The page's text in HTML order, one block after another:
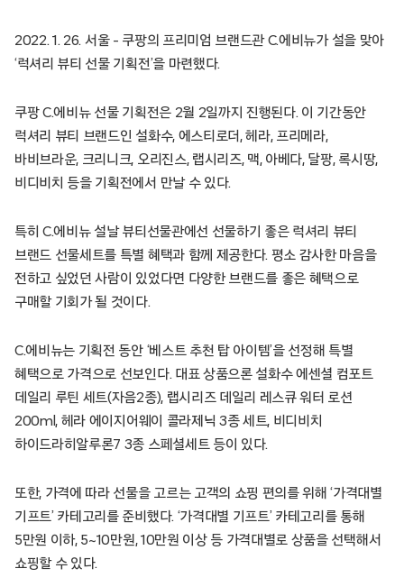
2022. 1. 26. 서울 – 쿠팡의 프리미엄 브랜드관 C.에비뉴가 설을 맞아
‘럭셔리 뷰티 선물 기획전’을 마련했다.
쿠팡 C.에비뉴 선물 기획전은 2월 2일까지 진행된다. 이 기간동안
럭셔리 뷰티 브랜드인 설화수, 에스티로더, 헤라, 프리메라,
바비브라운, 크리니크, 오리진스, 랩시리즈, 맥, 아베다, 달팡, 록시땅,
비디비치 등을 기획전에서 만날 수 있다.
특히 C.에비뉴 설날 뷰티선물관에선 선물하기 좋은 럭셔리 뷰티
브랜드 선물세트를 특별 혜택과 함께 제공한다. 평소 감사한 마음을
전하고 싶었던 사람이 있었다면 다양한 브랜드를 좋은 혜택으로
구매할 기회가 될 것이다.
C.에비뉴는 기획전 동안 ‘베스트 추천 탑 아이템’을 선정해 특별
혜택으로 가격으로 선보인다. 대표 상품으론 설화수 에센셜 컴포트
데일리 루틴 세트(자음2종), 랩시리즈 데일리 레스큐 워터 로션
200ml, 헤라 에이지어웨이 콜라제닉 3종 세트, 비디비치
하이드라히알루론7 3종 스페셜세트 등이 있다.
또한, 가격에 따라 선물을 고르는 고객의 쇼핑 편의를 위해 ‘가격대별
기프트’ 카테고리를 준비했다. ‘가격대별 기프트’ 카테고리를 통해
5만원 이하, 5~10만원, 10만원 이상 등 가격대별로 상품을 선택해서
쇼핑할 수 있다.